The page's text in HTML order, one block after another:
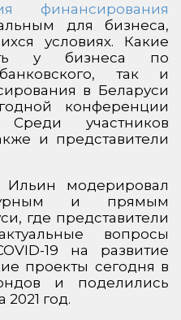
финансирования
для бизнеса,
условиях. Какие
у бизнеса по
так и
в Беларуси
конференции
участников
и представители
Ильин модерировал
и прямым
где представители
вопросы
19 на развитие
проекты сегодня в
и поделились
год.